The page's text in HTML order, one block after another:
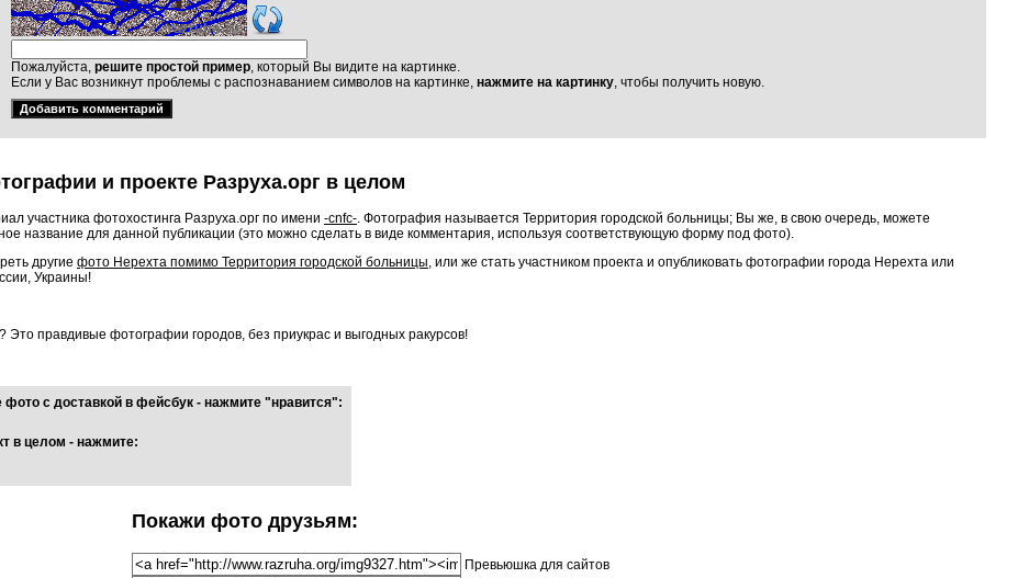
Пожалуйста, решите простой пример, который Вы видите на картинке.
Если у Вас возникнут проблемы с распознаванием символов на картинке, нажмите на картинку, чтобы получить новую.
и проекте Разруха.орг в целом
участника фотохостинга Разруха.орг по имени -cnfc-. Фотография называется Территория городской больницы; Вы же, в свою очередь, можете
название для данной публикации (это можно сделать в виде комментария, используя соответствующую форму под фото).
другие фото Нерехта помимо Территория городской больницы, или же стать участником проекта и опубликовать фотографии города Нерехта или
Украины!
Это правдивые фотографии городов, без приукрас и выгодных ракурсов!
с доставкой в фейсбук - нажмите "нравится":
в целом - нажмите:
Покажи фото друзьям:
Превьюшка для сайтов